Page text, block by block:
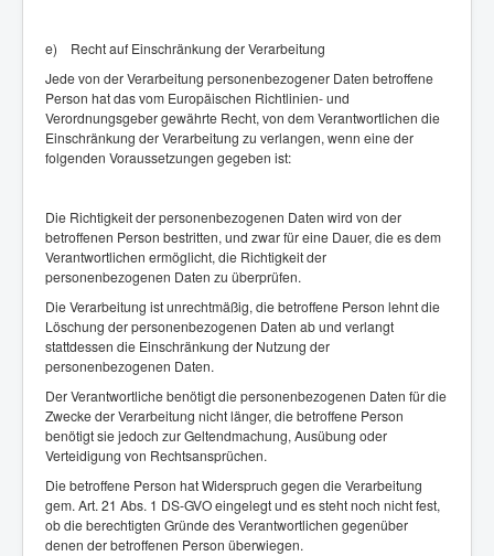
e) Recht auf Einschränkung der Verarbeitung
Jede von der Verarbeitung personenbezogener Daten betroffene
Person hat das vom Europäischen Richtlinien- und
Verordnungsgeber gewährte Recht, von dem Verantwortlichen die
Einschränkung der Verarbeitung zu verlangen, wenn eine der
folgenden Voraussetzungen gegeben ist:
Die Richtigkeit der personenbezogenen Daten wird von der
betroffenen Person bestritten, und zwar für eine Dauer, die es dem
Verantwortlichen ermöglicht, die Richtigkeit der
personenbezogenen Daten zu überprüfen.
Die Verarbeitung ist unrechtmäßig, die betroffene Person lehnt die
Löschung der personenbezogenen Daten ab und verlangt
stattdessen die Einschränkung der Nutzung der
personenbezogenen Daten.
Der Verantwortliche benötigt die personenbezogenen Daten für die
Zwecke der Verarbeitung nicht länger, die betroffene Person
benötigt sie jedoch zur Geltendmachung, Ausübung oder
Verteidigung von Rechtsansprüchen.
Die betroffene Person hat Widerspruch gegen die Verarbeitung
gem. Art. 21 Abs. 1 DS-GVO eingelegt und es steht noch nicht fest,
ob die berechtigten Gründe des Verantwortlichen gegenüber
denen der betroffenen Person überwiegen.